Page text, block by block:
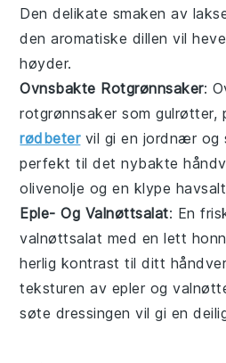
Den delikate smaken av
den aromatiske dillen vil
høyder.
Ovnsbakte Rotgrønnsaker:
rotgrønnsaker somgulrøtter,
rødbetervil gi en jordnær og
perfekt til det nybakte
olivenolje og en klype havsalt
Eple- Og Valnøttsalat: En
valnøttsalat med en lett
herlig kontrast til ditt
teksturen av epler og
søte dressingen vil gi en